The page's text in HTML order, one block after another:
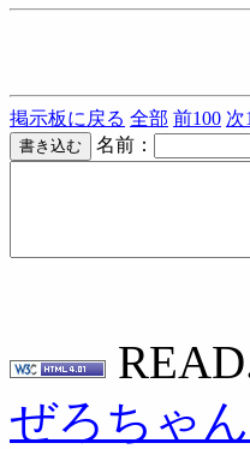
掲示板に戻る 全部 前100 次
名前：
ぜろちゃ